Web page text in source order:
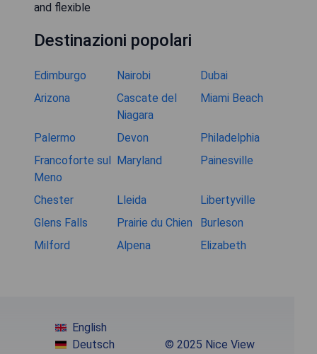
and flexible
Destinazioni popolari
Edimburgo Nairobi
Dubai
Arizona
Cascate del
Niagara
Miami Beach
Palermo Devon
Philadelphia
Francoforte sul
Meno
Maryland Painesville
Chester Lleida
Libertyville
Glens Falls
Prairie du Chien
Burleson
Milford
Alpena Elizabeth
English
Deutsch
© 2025 Nice View